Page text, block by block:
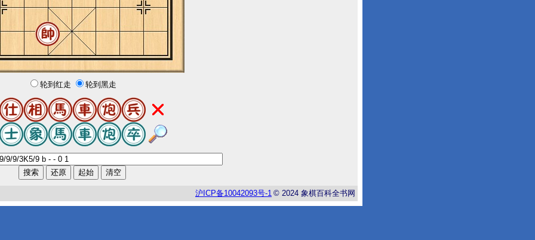
轮到红走 轮到黑走
沪 ICP备10042093号-1 © 2024 象棋百科全书网